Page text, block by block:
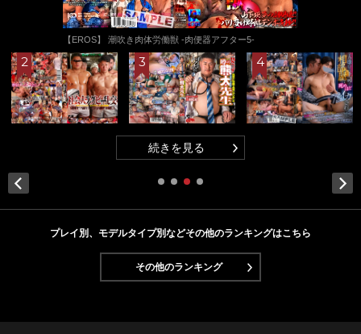
【EROS】 潮吹き肉体労働獣 -肉便器アフター5-
続きを見る
プレイ別、モデルタイプ別などその他のランキングはこちら
その他のランキング